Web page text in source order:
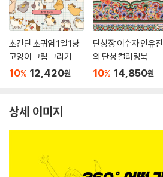
초간단 초귀염 1일 1냥
고양이 그림 그리기
10% 12,420원
단청장 이수자 안유진
의 단청 컬러링북
10% 14,850원
상세 이미지